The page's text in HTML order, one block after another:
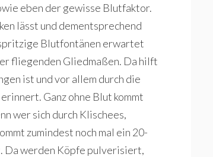
eben der gewisse Blutfaktor.
lässt und dementsprechend
Blutfontänen erwartet
fliegenden Gliedmaßen. Da hilft
ist und vor allem durch die
Ganz ohne Blut kommt
wer sich durch Klischees,
zumindest noch mal ein 20-
Da werden Köpfe pulverisiert,